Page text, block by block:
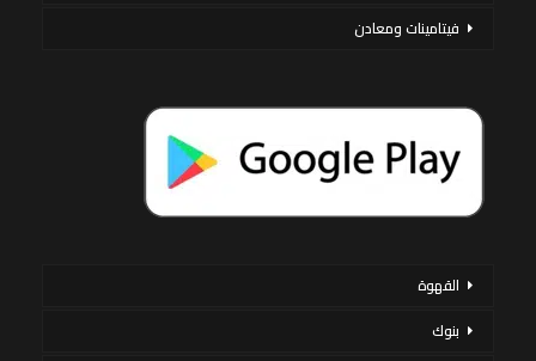
فيتامينات ومعادن
القهوة
بنوك